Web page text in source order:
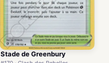
Stade de Greenbury